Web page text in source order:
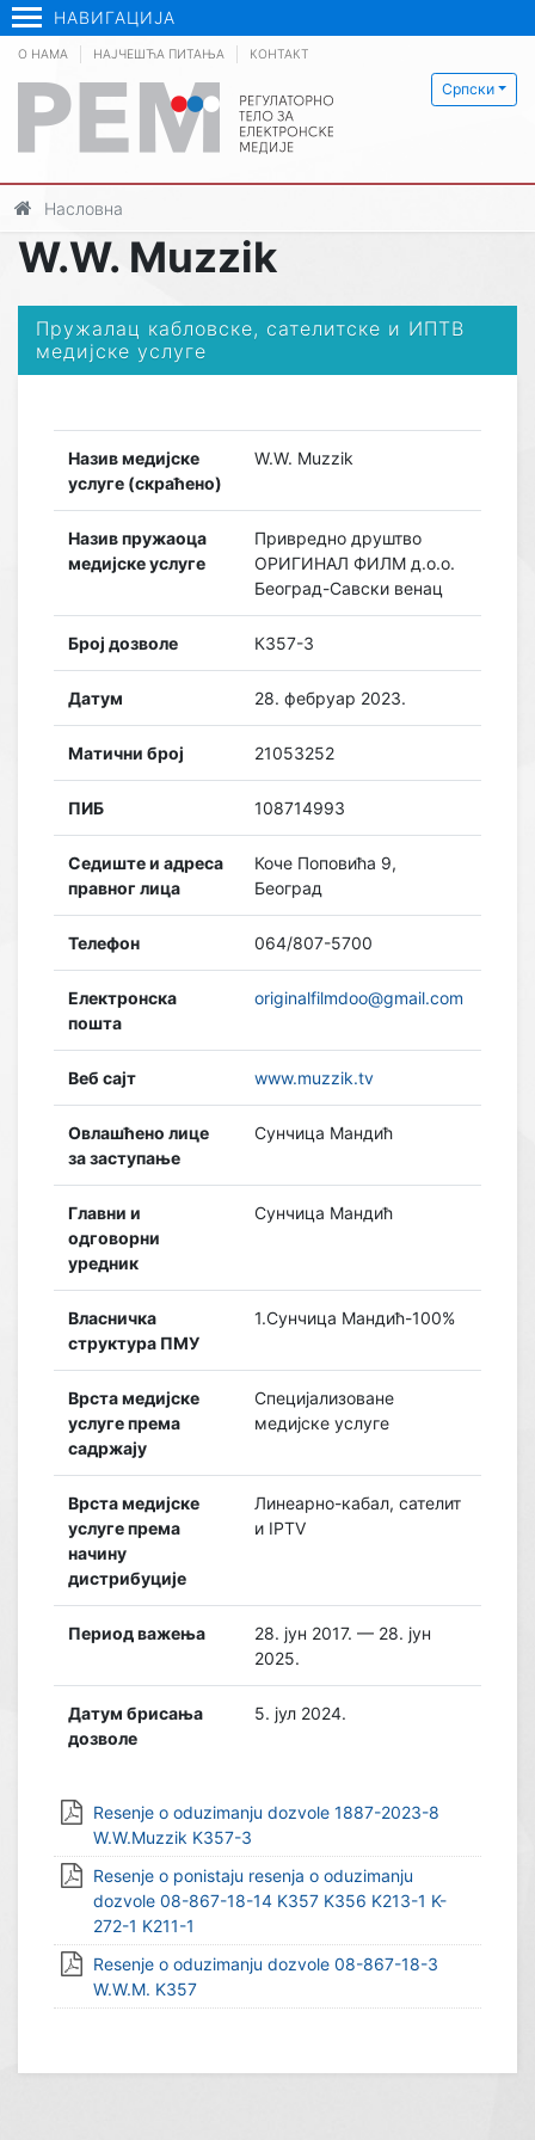
НАВИГАЦИЈА
Српски
О НАМА НАЈЧЕШЋА ПИТАЊА КОНТАКТ
Насловна
W.W. Muzzik
Пружалац кабловске, сателитске и ИПТВ
медијске услуге
Назив медијске
услуге (скраћено)
W.W. Muzzik
Назив пружаоца
медијске услуге
Привредно друштво
ОРИГИНАЛ ФИЛМ д.о.о.
Београд-Савски венац
Број дозволе К357-3
Датум 28. фебруар 2023.
Матични број 21053252
ПИБ 108714993
Седиште и адреса
правног лица
Коче Поповића 9,
Београд
Телефон 064/807-5700
Електронска
пошта
originalfilmdoo@gmail.com
Веб сајт www.muzzik.tv
Овлашћено лице
за заступање
Сунчица Мандић
Главни и
одговорни
уредник
Сунчица Мандић
Власничка
структура ПМУ
1.Сунчица Мандић-100%
Врста медијске
услуге према
садржају
Специјализоване
медијске услуге
Врста медијске
услуге према
начину
дистрибуције
Линеарно-кабал, сателит
и IPTV
Период важења
28. јун 2017. — 28. јун
2025.
Датум брисања
дозволе
5. јул 2024.
Resenje o oduzimanju dozvole 1887-2023-8
W.W.Muzzik K357-3
Resenje o ponistaju resenja o oduzimanju
dozvole 08-867-18-14 K357 K356 K213-1 K-
272-1 K211-1
Resenje o oduzimanju dozvole 08-867-18-3
W.W.M. K357